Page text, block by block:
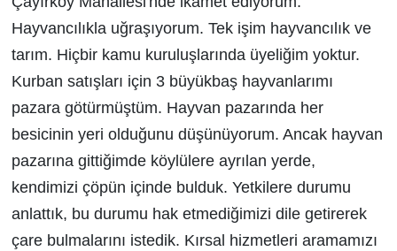
Hayvancılıkla uğraşıyorum. Tek işim hayvancılık ve
tarım. Hiçbir kamu kuruluşlarında üyeliğim yoktur.
Kurban satışları için 3 büyükbaş hayvanlarımı
pazara götürmüştüm. Hayvan pazarında her
besicinin yeri olduğunu düşünüyorum. Ancak hayvan
pazarına gittiğimde köylülere ayrılan yerde,
kendimizi çöpün içinde bulduk. Yetkilere durumu
anlattık, bu durumu hak etmediğimizi dile getirerek
çare bulmalarını istedik. Kırsal hizmetleri aramamızı